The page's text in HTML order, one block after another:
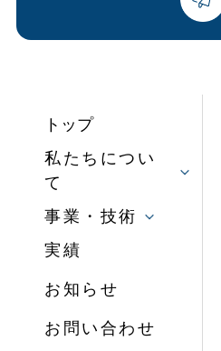
トップ
私たちについ
て
事業・技術
実績
お知らせ
お問い合わせ